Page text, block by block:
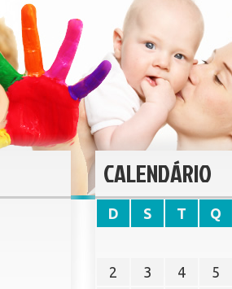
CALENDÁRIO
D S T Q
2
3 4 5